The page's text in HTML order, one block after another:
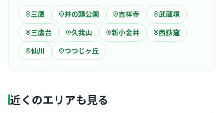
三鷹 井の頭公園 吉祥寺
武蔵境
三鷹台
久我山 新小金井
西荻窪
仙川
つつじヶ丘
近くのエリアも見る